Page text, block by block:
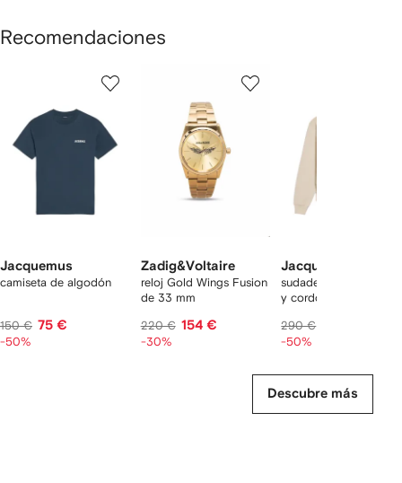
Recomendaciones
Jacquemus
camiseta de algodón
150 € 75 €
-50%
Zadig&Voltaire
reloj Gold Wings Fusion
de 33 mm
220 € 154 €
-30%
Jacquemus
sudadera con capucha
y cordones
290 €
-50%
Descubre más